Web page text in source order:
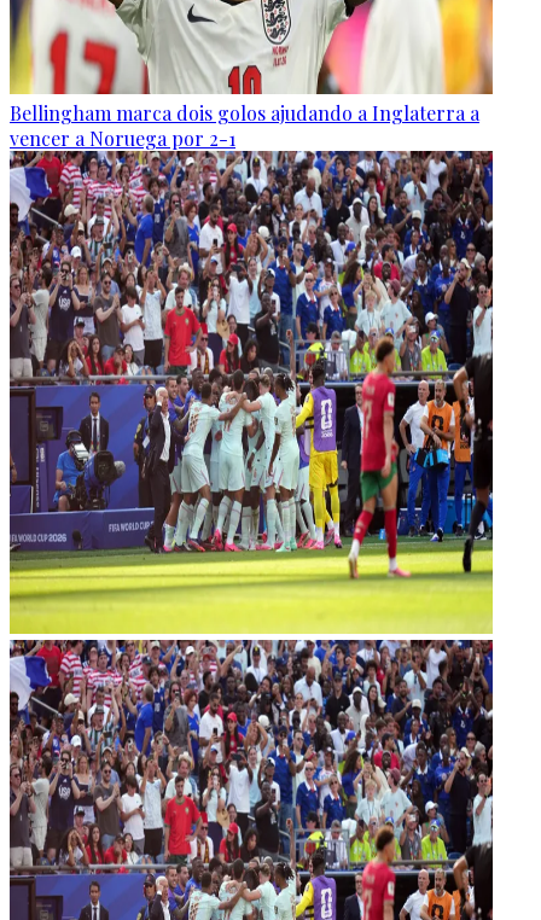
Bellingham marca dois golos ajudando a Inglaterra a
vencer a Noruega por 2-1